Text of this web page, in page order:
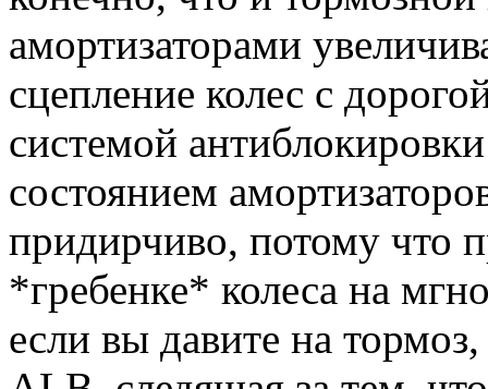
амортизаторами
сцепление колес с
системой
состоянием
придирчиво, потому что
*гребенке* колеса на
если вы давите на